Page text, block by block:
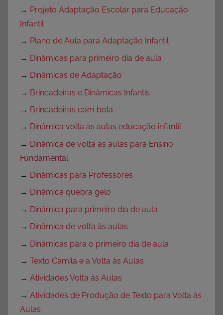
→ Projeto Adaptação Escolar para Educação
Infantil
→ Plano de Aula para Adaptação Infantil
→ Dinâmicas para primeiro dia de aula
→ Dinâmicas de Adaptação
→ Brincadeiras e Dinâmicas Infantis
→ Brincadeiras com bola
→ Dinâmica volta às aulas educação infantil
→ Dinâmica de volta as aulas para Ensino
Fundamental
→ Dinâmicas para Professores
→ Dinâmica quebra gelo
→ Dinâmica para primeiro dia de aula
→ Dinâmica de volta às aulas
→ Dinâmicas para o primeiro dia de aula
→ Texto Camila e a Volta às Aulas
→ Atividades Volta às Aulas
→ Atividades de Produção de Texto para Volta às
Aulas